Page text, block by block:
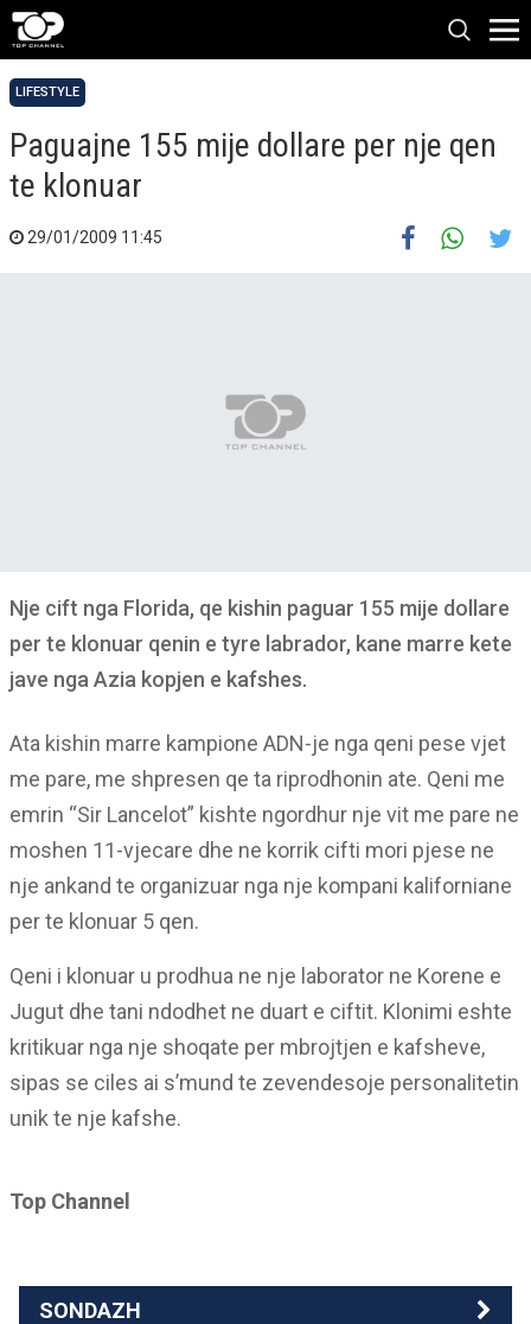
LIFESTYLE
Paguajne 155 mije dollare per nje qen
te klonuar
29/01/2009 11:45
Nje cift nga Florida, qe kishin paguar 155 mije dollare
per te klonuar qenin e tyre labrador, kane marre kete
jave nga Azia kopjen e kafshes.
Ata kishin marre kampione ADN-je nga qeni pese vjet
me pare, me shpresen qe ta riprodhonin ate. Qeni me
emrin “Sir Lancelot” kishte ngordhur nje vit me pare ne
moshen 11-vjecare dhe ne korrik cifti mori pjese ne
nje ankand te organizuar nga nje kompani kaliforniane
per te klonuar 5 qen.
Qeni i klonuar u prodhua ne nje laborator ne Korene e
Jugut dhe tani ndodhet ne duart e ciftit. Klonimi eshte
kritikuar nga nje shoqate per mbrojtjen e kafsheve,
sipas se ciles ai s’mund te zevendesoje personalitetin
unik te nje kafshe.
Top Channel
SONDAZH